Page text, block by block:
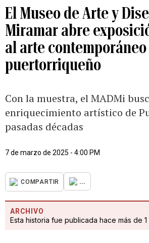
El Museo de Arte y
Miramar abre
al arte contemporáneo
puertorriqueño
Con la muestra, el MADMi
enriquecimiento artístico de
pasadas décadas
7 de marzo de 2025 - 4:00 PM
COMPARTIR ...
ARCHIVO
Esta historia fue publicada hace más de 1